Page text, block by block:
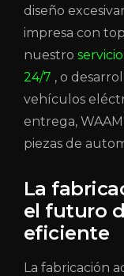
diseño
impresa con
nuestro
24/7 , o
vehículos
entrega,
piezas de
La
el futuro
eficiente
La fabricación